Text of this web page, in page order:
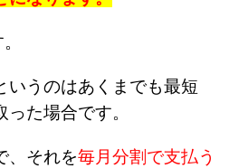
いうのはあくまでも最短
た場合です。
、それを毎月分割で支払う